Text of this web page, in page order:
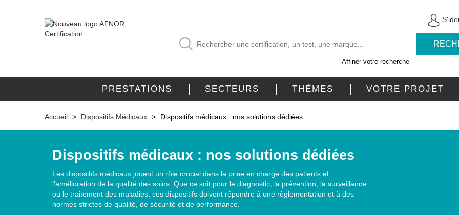
Affiner votre recherche
PRESTATIONS SECTEURS THÈMES VOTRE PROJET
Accueil Dispositifs Médicaux Dispositifs médicaux : nos solutions dédiées
Dispositifs médicaux : nos solutions dédiées
Les dispositifs médicaux jouent un rôle crucial dans la prise en charge des patients et
l'amélioration de la qualité des soins. Que ce soit pour le diagnostic, la prévention, la surveillance
ou le traitement des maladies, ces dispositifs doivent répondre à une règlementation et à des
normes strictes de qualité, de sécurité et de performance.